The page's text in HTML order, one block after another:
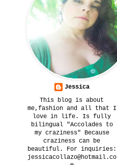
Jessica
This blog is about
me,fashion and all that I
love in life. Is fully
bilingual "Accolades to
my craziness" Because
craziness can be
beautiful. For inquiries:
jessicacollazo@hotmail.co